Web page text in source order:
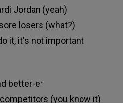
Jordan (yeah)
losers (what?)
it, it's not important
better-er
(you know it)